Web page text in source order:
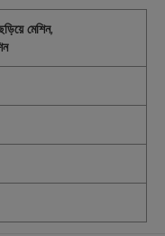
মেশিন,